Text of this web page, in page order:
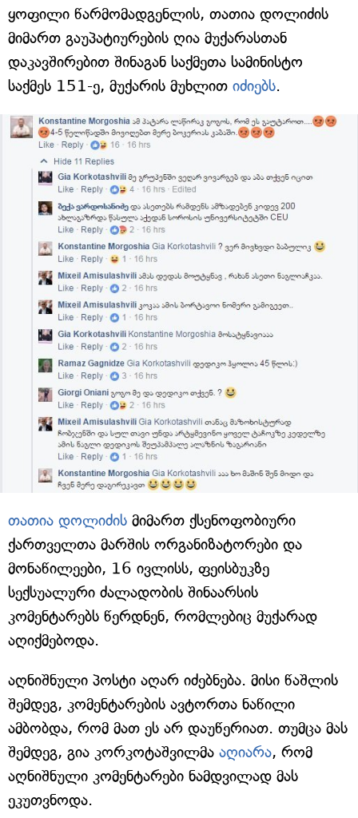
ყოფილი წარმომადგენლის, თათია დოლიძის
მიმართ გაუპატიურების ღია მუქარასთან
დაკავშირებით შინაგან საქმეთა სამინისტო
საქმეს 151-ე, მუქარის მუხლით იძიებს.
თათია დოლიძის მიმართ ქსენოფობიური
ქართველთა მარშის ორგანიზატორები და
მონაწილეები, 16 ივლისს, ფეისბუკზე
სექსუალური ძალადობის შინაარსის
კომენტარებს წერდნენ, რომლებიც მუქარად
აღიქმებოდა.
აღნიშნული პოსტი აღარ იძებნება. მისი წაშლის
შემდეგ, კომენტარების ავტორთა ნაწილი
ამბობდა, რომ მათ ეს არ დაუწერიათ. თუმცა მას
შემდეგ, გია კორკოტაშვილმა აღიარა, რომ
აღნიშნული კომენტარები ნამდვილად მას
ეკუთვნოდა.